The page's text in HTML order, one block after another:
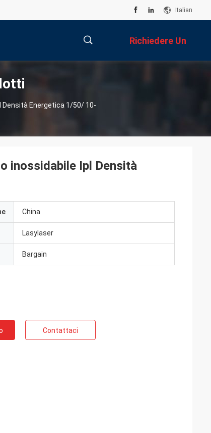
Italian
Richiedere Un
Preventivo
Densità Energetica 1/50/ 10-
inossidabile Ipl Densità
China
Lasylaser
Bargain
Contattaci